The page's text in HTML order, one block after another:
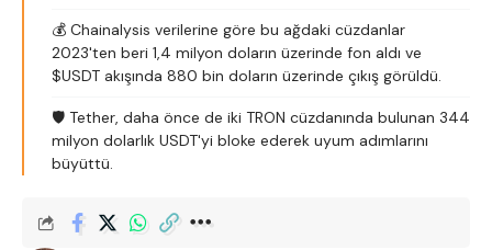
💰 Chainalysis verilerine göre bu ağdaki cüzdanlar
2023'ten beri 1,4 milyon doların üzerinde fon aldı ve
$USDT akışında 880 bin doların üzerinde çıkış görüldü.
🛡️ Tether, daha önce de iki TRON cüzdanında bulunan 344
milyon dolarlık USDT'yi bloke ederek uyum adımlarını
büyüttü.